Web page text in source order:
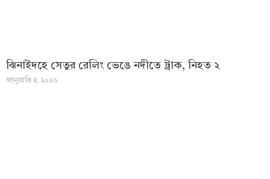
ঝিনাইদহে সেতুর রেলিং ভেঙে নদীতে ট্রাক, নিহত ২
জানুয়ারি ৪, ২০২৬